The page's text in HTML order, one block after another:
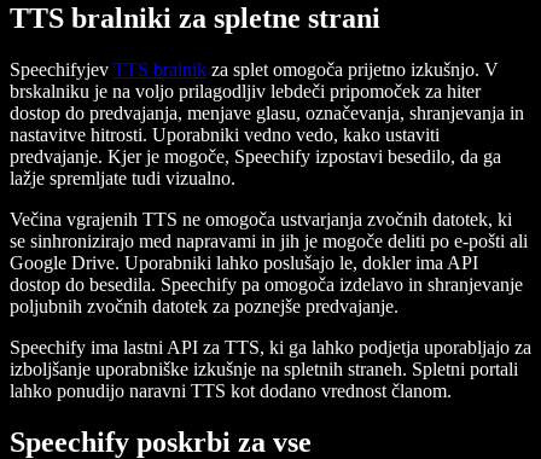
TTS bralniki za spletne strani
Speechifyjev TTS bralnik za splet omogoča prijetno izkušnjo. V
brskalniku je na voljo prilagodljiv lebdeči pripomoček za hiter
dostop do predvajanja, menjave glasu, označevanja, shranjevanja in
nastavitve hitrosti. Uporabniki vedno vedo, kako ustaviti
predvajanje. Kjer je mogoče, Speechify izpostavi besedilo, da ga
lažje spremljate tudi vizualno.
Večina vgrajenih TTS ne omogoča ustvarjanja zvočnih datotek, ki
se sinhronizirajo med napravami in jih je mogoče deliti po e-pošti ali
Google Drive. Uporabniki lahko poslušajo le, dokler ima API
dostop do besedila. Speechify pa omogoča izdelavo in shranjevanje
poljubnih zvočnih datotek za poznejše predvajanje.
Speechify ima lastni API za TTS, ki ga lahko podjetja uporabljajo za
izboljšanje uporabniške izkušnje na spletnih straneh. Spletni portali
lahko ponudijo naravni TTS kot dodano vrednost članom.
Speechify poskrbi za vse